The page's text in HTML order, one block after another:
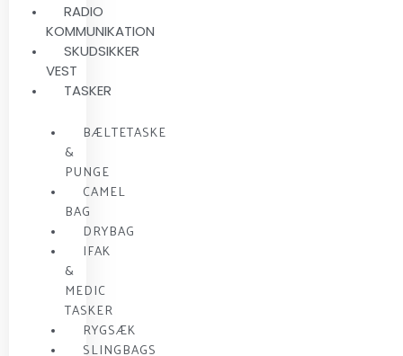
RADIO
KOMMUNIKATION
SKUDSIKKER
VEST
TASKER
BÆLTETASKE
&
PUNGE
CAMEL
BAG
DRYBAG
IFAK
&
MEDIC
TASKER
RYGSÆK
SLINGBAGS